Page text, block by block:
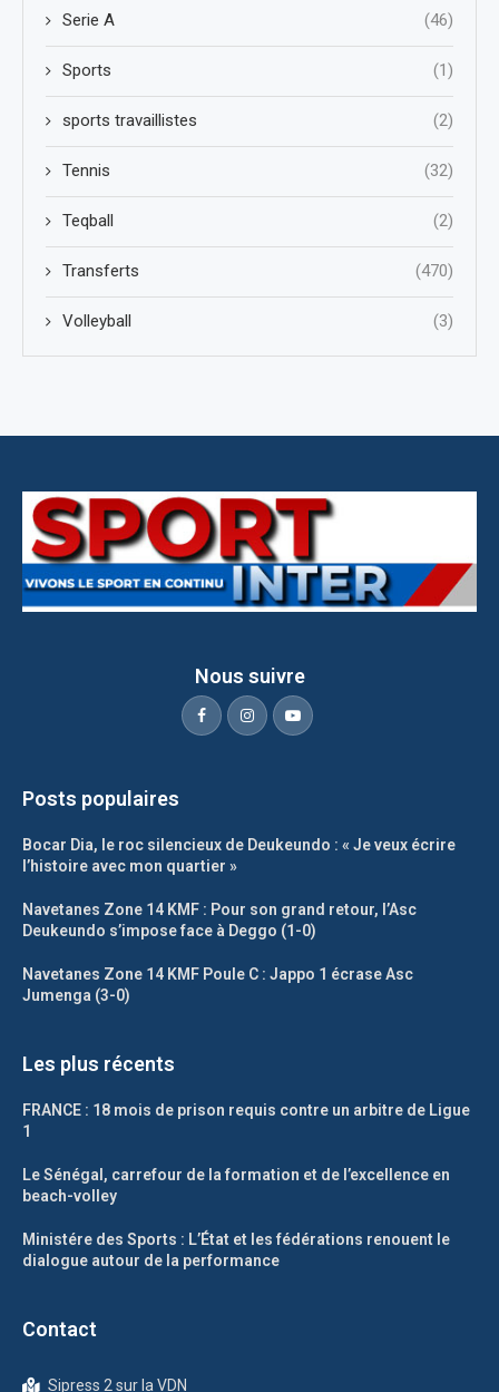
Serie A (46)
Sports (1)
sports travaillistes (2)
Tennis (32)
Teqball (2)
Transferts (470)
Volleyball (3)
Nous suivre
Posts populaires
Bocar Dia, le roc silencieux de Deukeundo : « Je veux écrire
l’histoire avec mon quartier »
Navetanes Zone 14 KMF : Pour son grand retour, l’Asc
Deukeundo s’impose face à Deggo (1-0)
Navetanes Zone 14 KMF Poule C : Jappo 1 écrase Asc
Jumenga (3-0)
Les plus récents
FRANCE : 18 mois de prison requis contre un arbitre de Ligue
1
Le Sénégal, carrefour de la formation et de l’excellence en
beach-volley
Ministére des Sports : L’État et les fédérations renouent le
dialogue autour de la performance
Contact
Sipress 2 sur la VDN